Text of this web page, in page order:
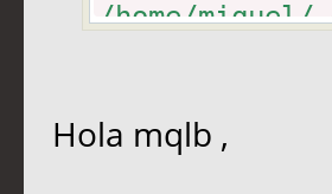
/home/miquel/
Hola mqlb ,